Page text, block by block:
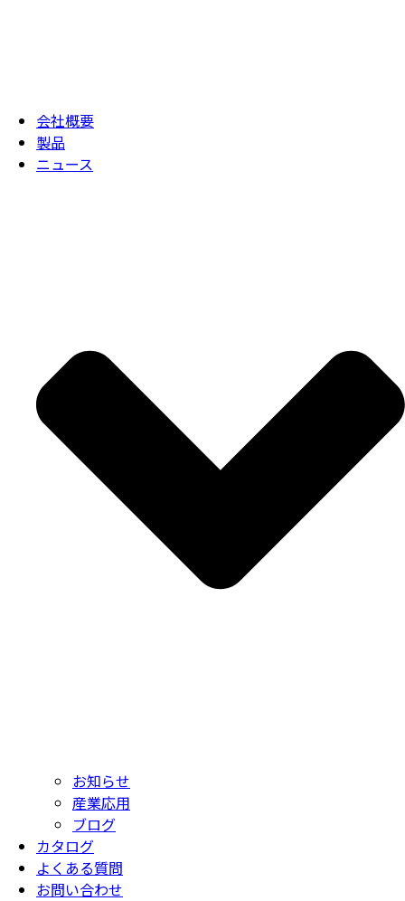
会社概要
製品
ニュース
お知らせ
産業応用
ブログ
カタログ
よくある質問
お問い合わせ